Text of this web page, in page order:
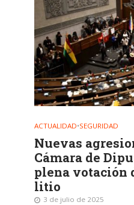
ACTUALIDAD•SEGURIDAD
Nuevas
Cámara de
plena votación
litio
3 de julio de 2025